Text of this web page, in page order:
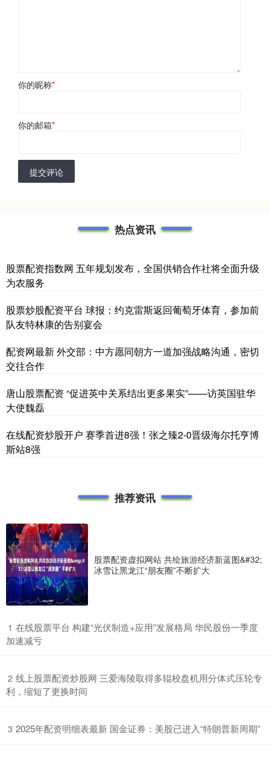
你的昵称*
你的邮箱*
提交评论
热点资讯
股票配资指数网 五年规划发布，全国供销合作社将全面升级
为农服务
股票炒股配资平台 球报：约克雷斯返回葡萄牙体育，参加前
队友特林康的告别宴会
配资网最新 外交部：中方愿同朝方一道加强战略沟通，密切
交往合作
唐山股票配资 “促进英中关系结出更多果实”​——访英国驻华
大使魏磊
在线配资炒股开户 赛季首进8强！张之臻2-0晋级海尔托亨博
斯站8强
推荐资讯
股票配资虚拟网站 共绘旅游经济新蓝图&#32;
冰雪让黑龙江“朋友圈”不断扩大
1 ​在线股票平台 构建“光伏制造+应用”发展格局 华民股份一季度
加速减亏
2 ​线上股票配资炒股网 三爱海陵取得多辊校盘机用分体式压轮专
利，缩短了更换时间
3 ​2025年配资明细表最新 国金证券：美股已进入“特朗普新周期”